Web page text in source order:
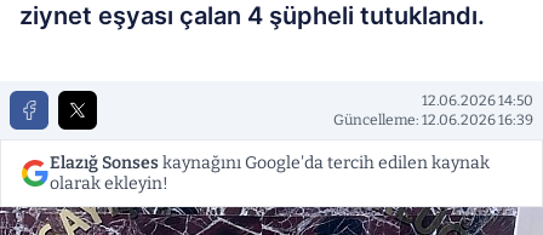
ziynet eşyası çalan 4 şüpheli tutuklandı.
12.06.2026 14:50
Güncelleme: 12.06.2026 16:39
Elazığ Sonseskaynağını Google'da tercih edilen kaynak
olarak ekleyin!